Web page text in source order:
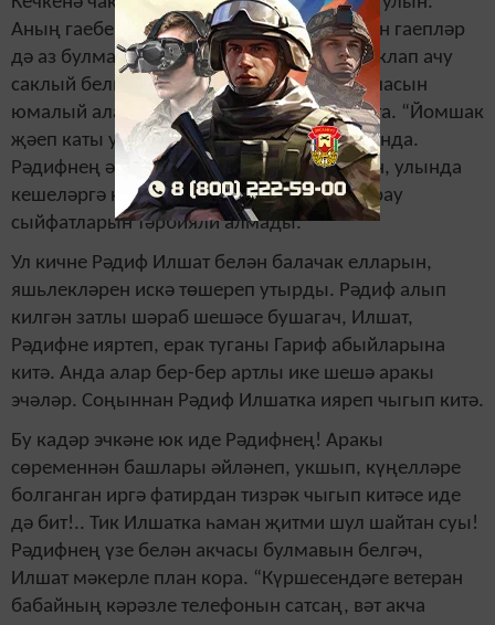
Аның гаебе белән “әтисез” балага ягылган гаепләр
дә аз булмады. Тик Рәдиф кешеләргә озаклап ачу
саклый белми иде. Татлы теле белән барчасын
юмалый ала торган сәләт бар иде Илшатта. “Йомшак
җәеп каты утырта” диләр андыйлар турында.
Рәдифнең әнисе күпме генә тырышмасын, улында
кешеләргә карата шикләнү, тикшереп карау
сыйфатларын тәрбияли алмады.
Ул кичне Рәдиф Илшат белән балачак елларын,
яшьлекләрен искә төшереп утырды. Рәдиф алып
килгән затлы шәраб шешәсе бушагач, Илшат,
Рәдифне ияртеп, ерак туганы Гариф абыйларына
китә. Анда алар бер-бер артлы ике шешә аракы
эчәләр. Соңыннан Рәдиф Илшатка ияреп чыгып китә.
Бу кадәр эчкәне юк иде Рәдифнең! Аракы
сөременнән башлары әйләнеп, укшып, күңелләре
болганган иргә фатирдан тизрәк чыгып китәсе иде
дә бит!.. Тик Илшатка һаман җитми шул шайтан суы!
Рәдифнең үзе белән акчасы булмавын белгәч,
Илшат мәкерле план кора. “Күршесендәге ветеран
бабайның кәрәзле телефонын сатсаң, вәт акча